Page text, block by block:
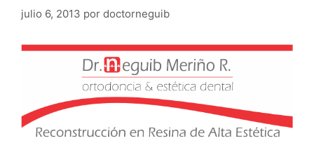
julio 6, 2013 por doctorneguib